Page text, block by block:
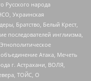
Русского народа
Украинская
Братство, Белый Крест,
последователей инглиизма,
Атака, Мечеть
г. Астрахани, ВОЛЯ,
ТОЙС, О